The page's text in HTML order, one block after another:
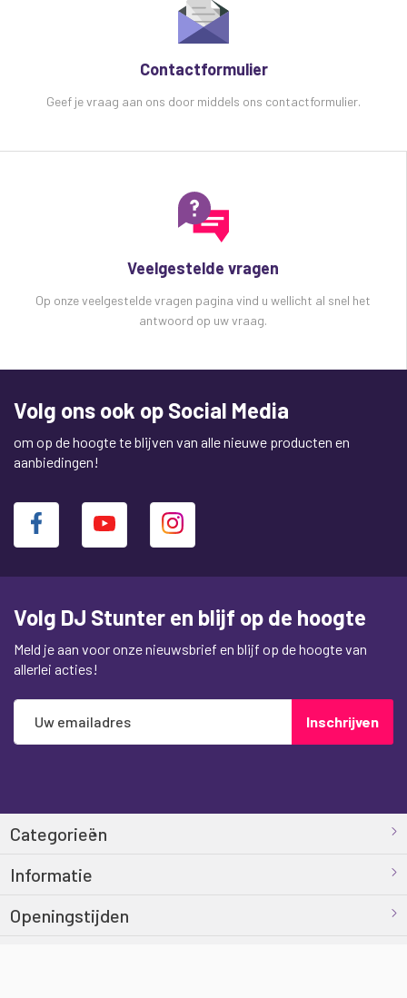
Contactformulier
Geef je vraag aan ons door middels ons contactformulier.
Veelgestelde vragen
Op onze veelgestelde vragen pagina vind u wellicht al snel het
antwoord op uw vraag.
Volg ons ook op Social Media
om op de hoogte te blijven van alle nieuwe producten en
aanbiedingen!
Volg DJ Stunter en blijf op de hoogte
Meld je aan voor onze nieuwsbrief en blijf op de hoogte van
allerlei acties!
Abonneer
op
Inschrijven
Categorieën
Informatie
Openingstijden